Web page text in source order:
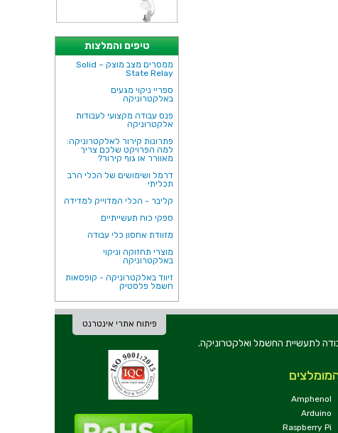
טיפים והמלצות
ממסרים מצב מוצק – Solid
State Relay
ספריי ניקוי מגעים
באלקטרוניקה
פנס עבודה מקצועי לעבודות
אלקטרוניקה
פתרונות קירור לאלקטרוניקה:
למה הפרויקט שלכם צריך
מאוורר או גוף קירור?
דרמל ושימושים של הכלי הרב
תכליתי
קליבר - הכלי המדוייק למדידה
ספקי כוח תעשייתיים
מזוודת אחסון כלי עבודה
מוצרי תחזוקה וניקוי
באלקטרוניקה
זיווד באלקטרוניקה - קופסאות
חשמל פלסטיק
פיתוח אתרי אינטרנט
וכלי עבודה לתעשיית החשמל ואלקטרוניקה.
Amphenol
Arduino
Raspberry Pi